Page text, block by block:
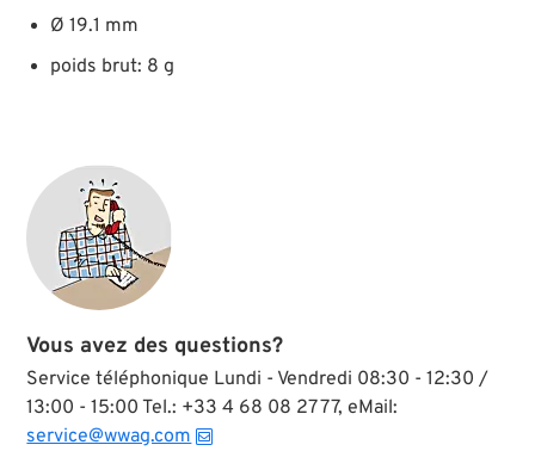
Ø 19.1 mm
poids brut: 8 g
Vous avez des questions?
Service téléphonique Lundi - Vendredi 08:30 - 12:30 /
13:00 - 15:00 Tel.: +33 4 68 08 27 77, eMail:
service@wwag.com